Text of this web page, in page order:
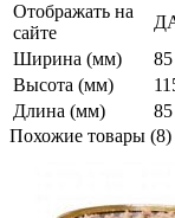
Отображать на
сайте
Ширина (мм)
85
Высота (мм)
Длина (мм)
85
Похожие товары (8)